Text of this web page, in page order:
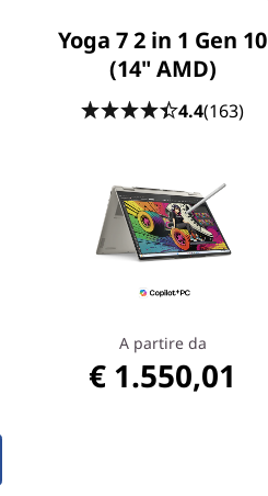
Yoga 7 2 in 1 Gen 10
(14" AMD)
4.4(163)
A partire da
€ 1.550,01